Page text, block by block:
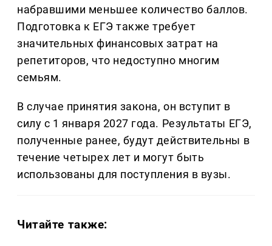
набравшими меньшее количество баллов.
Подготовка к ЕГЭ также требует
значительных финансовых затрат на
репетиторов, что недоступно многим
семьям.
В случае принятия закона, он вступит в
силу с 1 января 2027 года. Результаты ЕГЭ,
полученные ранее, будут действительны в
течение четырех лет и могут быть
использованы для поступления в вузы.
Читайте также: